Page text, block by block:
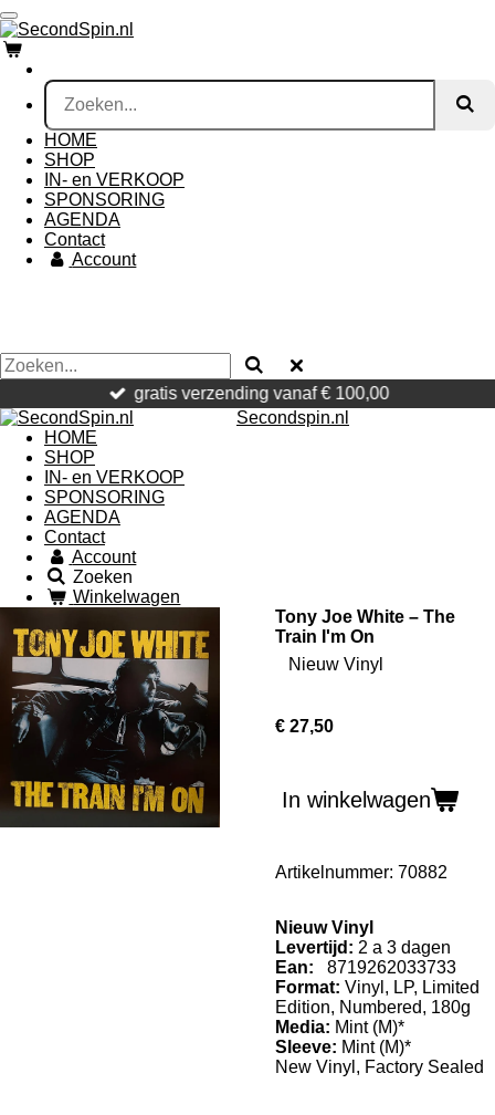
Ga
direct
naar
de
hoofdinhoud
HOME
SHOP
IN- en VERKOOP
SPONSORING
AGENDA
Contact
Account
gratis verzending vanaf € 100,00
Secondspin.nl
HOME
SHOP
IN- en VERKOOP
SPONSORING
AGENDA
Contact
Account
Zoeken
Winkelwagen
Tony Joe White – The
Train I'm On
Nieuw Vinyl
€ 27,50
In winkelwagen
Artikelnummer: 70882
Nieuw Vinyl
Levertijd: 2 a 3 dagen
Ean:
8719262033733
Format: Vinyl, LP, Limited
Edition, Numbered, 180g
Media: Mint (M)*
Sleeve: Mint (M)*
New Vinyl, Factory Sealed